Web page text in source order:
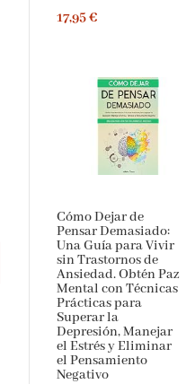
17,95 €
Cómo Dejar de
Pensar Demasiado:
Una Guía para Vivir
sin Trastornos de
Ansiedad. Obtén Paz
Mental con Técnicas
Prácticas para
Superar la
Depresión, Manejar
el Estrés y Eliminar
el Pensamiento
Negativo